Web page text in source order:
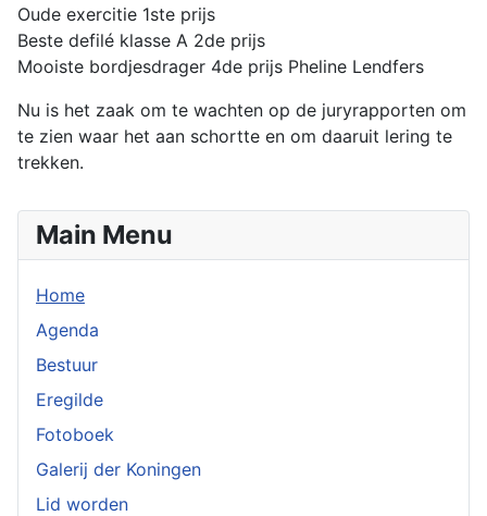
Main Menu
Home
Agenda
Bestuur
Eregilde
Fotoboek
Galerij der Koningen
Lid worden
Oude exercitie 1ste prijs
Beste defilé klasse A 2de prijs
Mooiste bordjesdrager 4de prijs Pheline Lendfers
Nu is het zaak om te wachten op de juryrapporten om
te zien waar het aan schortte en om daaruit lering te
trekken.